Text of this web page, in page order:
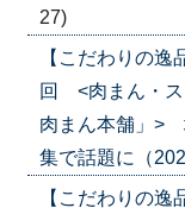
27)
【こだわりの逸
回 <肉まん・ス
肉まん本舗」>
集で話題に（
【こだわりの逸